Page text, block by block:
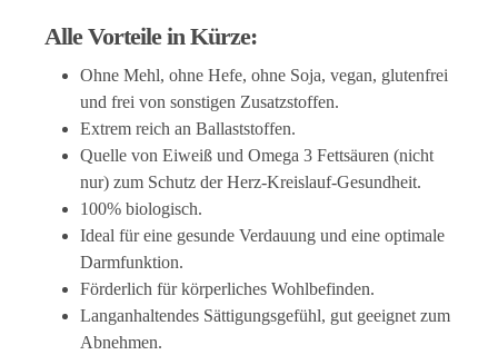
Alle Vorteile in Kürze:
Ohne Mehl, ohne Hefe, ohne Soja, vegan, glutenfrei
und frei von sonstigen Zusatzstoffen.
Extrem reich an Ballaststoffen.
Quelle von Eiweiß und Omega 3 Fettsäuren (nicht
nur) zum Schutz der Herz-Kreislauf-Gesundheit.
100% biologisch.
Ideal für eine gesunde Verdauung und eine optimale
Darmfunktion.
Förderlich für körperliches Wohlbefinden.
Langanhaltendes Sättigungsgefühl, gut geeignet zum
Abnehmen.